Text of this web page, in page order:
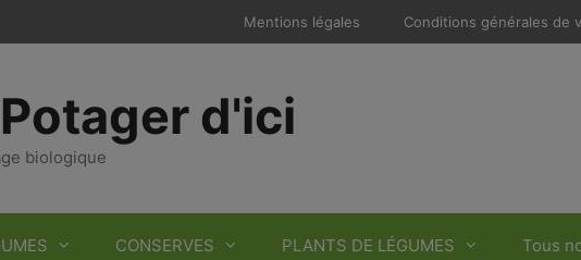
Mentions légales Conditions générales de
d'ici
biologique
CONSERVES PLANTS DE LÉGUMES Tous